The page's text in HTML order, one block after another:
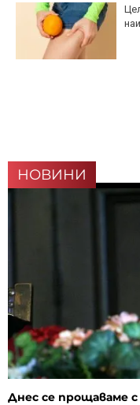
НОВИНИ
Днес се прощаваме